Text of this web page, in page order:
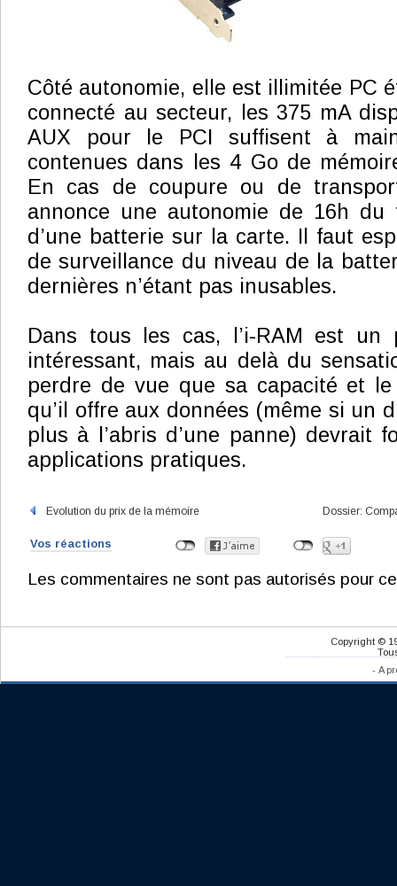
Côté autonomie, elle est illimitée PC
connecté au secteur, les 375 mA
AUX pour le PCI suffisent à
contenues dans les 4 Go de
En cas de coupure ou de
annonce une autonomie de 16h du
d’une batterie sur la carte. Il faut
de surveillance du niveau de la
dernières n’étant pas inusables.
Dans tous les cas, l’i-RAM est un
intéressant, mais au delà du
perdre de vue que sa capacité et
qu’il offre aux données (même si un
plus à l’abris d’une panne) devrait
applications pratiques.
Evolution du prix de la mémoire Dossier:
Vos réactions
Les commentaires ne sont pas autorisés pour
Copyright ©
- A